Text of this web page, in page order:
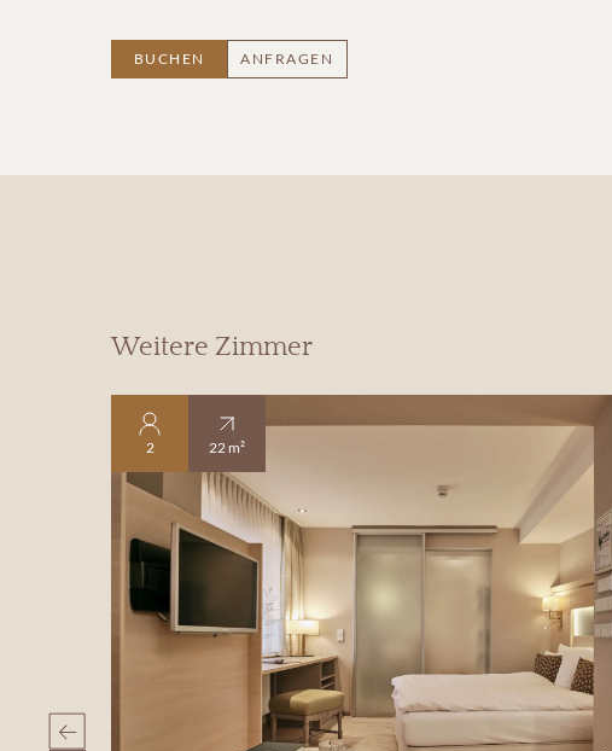
BUCHEN ANFRAGEN
Weitere Zimmer
2 22 m²